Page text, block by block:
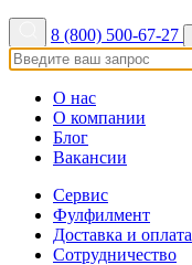
8 (800) 500-67-27
О нас
О компании
Блог
Вакансии
Сервис
Фулфилмент
Доставка и оплата
Сотрудничество